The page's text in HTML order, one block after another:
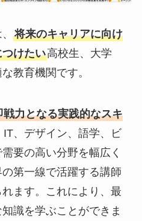
将来のキャリアに向け
けたい高校生、大学
教育機関です。
力となる実践的なスキ
IT、デザイン、語学、ビ
要の高い分野を幅広く
第一線で活躍する講師
ます。これにより、最
識を学ぶことができま